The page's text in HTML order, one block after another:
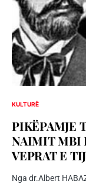
KULTURË
PIKËPAMJE
NAIMIT MBI
VEPRAT E TIJ
Nga dr.Albert